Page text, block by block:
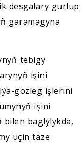
desgalary gurlup
garamagyna
tebigy
işini
gözleg işlerini
işini
bilen baglylykda,
üçin täze